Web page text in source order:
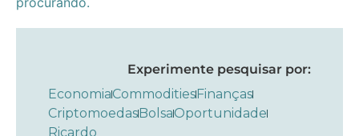
Experimente pesquisar por:
EconomiaCommodities Finanças
Criptomoedas BolsaOportunidade
Ricardo